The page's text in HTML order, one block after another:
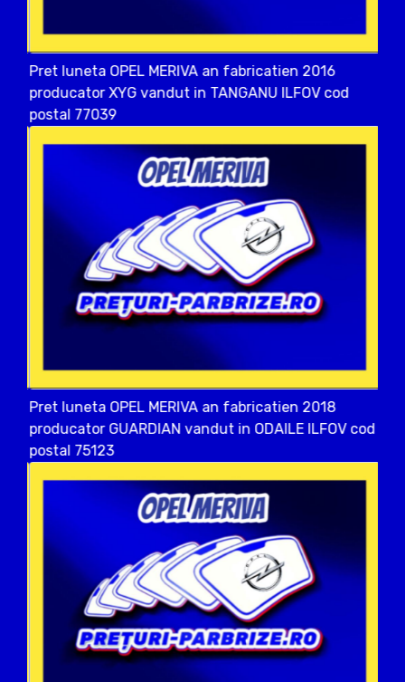
Pret luneta OPEL MERIVA an fabricatien 2016
producator XYG vandut in TANGANU ILFOV cod
postal 77039
Pret luneta OPEL MERIVA an fabricatien 2018
producator GUARDIAN vandut in ODAILE ILFOV cod
postal 75123